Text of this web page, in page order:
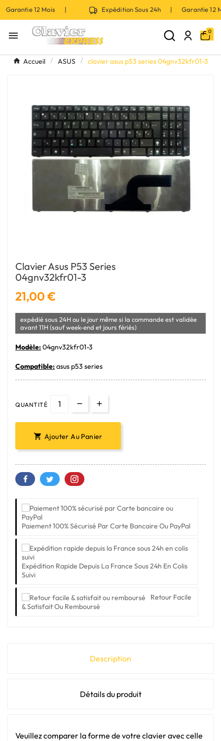
12 Mois | Expédition Sous 24h | Garantie
 0
Accueil ASUS clavier asus p53 series 04gnv32kfr01-3
Clavier Asus P53 Series
04gnv32kfr01-3
21,00 €
expédié sous 24H ou le jour même si la commande est validée
avant 11H (sauf week-end et jours fériés)
Modèle:04gnv32kfr01-3
Compatible:asus p53 series
QUANTITÉ
 Ajouter Au Panier
Paiement 100% Sécurisé Par Carte Bancaire Ou PayPal
Expédition Rapide Depuis La France Sous 24h En Colis
Suivi
Retour Facile
& Satisfait Ou Remboursé
Description
Détails du produit
Veuillez comparer la forme de votre clavier avec celle